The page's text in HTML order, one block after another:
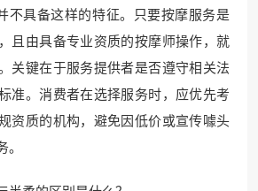
不具备这样的特征。只要按摩服务是
且由具备专业资质的按摩师操作，就
关键在于服务提供者是否遵守相关法
准。消费者在选择服务时，应优先考
资质的机构，避免因低价或宣传噱头